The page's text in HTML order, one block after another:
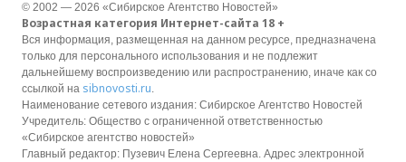
© 2002 — 2026 «Сибирское Агентство Новостей»
Возрастная категория Интернет-сайта 18 +
Вся информация, размещенная на данном ресурсе, предназначена
только для персонального использования и не подлежит
дальнейшему воспроизведению или распространению, иначе как со
ссылкой на sibnovosti.ru.
Наименование сетевого издания: Сибирское Агентство Новостей
Учредитель: Общество с ограниченной ответственностью
«Сибирское агентство новостей»
Главный редактор: Пузевич Елена Сергеевна. Адрес электронной